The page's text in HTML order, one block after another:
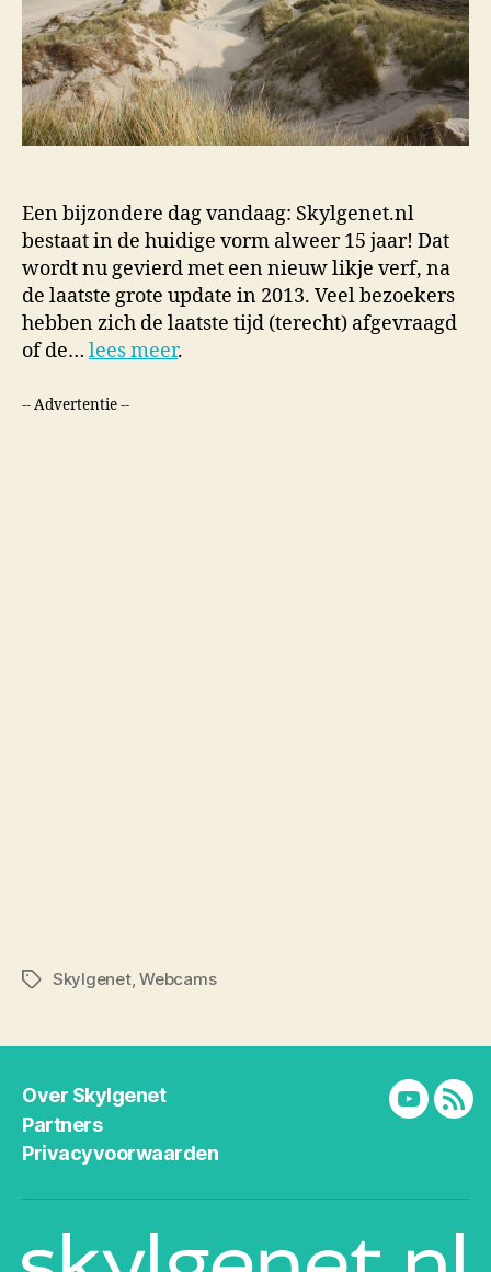
Een bijzondere dag vandaag: Skylgenet.nl
bestaat in de huidige vorm alweer 15 jaar! Dat
wordt nu gevierd met een nieuw likje verf, na
de laatste grote update in 2013. Veel bezoekers
hebben zich de laatste tijd (terecht) afgevraagd
of de… lees meer.
-- Advertentie --
TagsSkylgenet,Webcams
Over Skylgenet
Partners
Privacyvoorwaarden
YouTube
RSS